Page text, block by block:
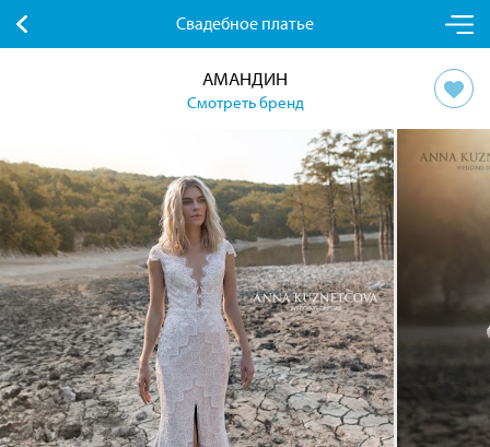
Свадебное платье
АМАНДИН
Смотреть бренд